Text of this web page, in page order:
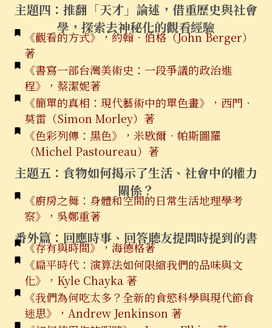
主題四：推翻「天才」論述，借重歷史與社會
學，探索去神秘化的觀看經驗
《觀看的方式》，約翰．伯格（John Berger）
著
《書寫一部台灣美術史：一段爭議的政治進
程》，蔡潔妮著
《簡單的真相：現代藝術中的單色畫》，西門．
莫雷（Simon Morley）著
《色彩列傳：黑色》，米歇爾．帕斯圖羅
（Michel Pastoureau）著
主題五：食物如何揭示了生活、社會中的權力
關係？
《廚房之舞：身體和空間的日常生活地理學考
察》，吳鄭重著
番外篇： 回應時事、回答聽友提問時提到的書
《存有與時間》，海德格著
《扁平時代：演算法如何限縮我們的品味與文
化》，Kyle Chayka 著
《我們為何吃太多？全新的食慾科學與現代節食
迷思》，Andrew Jenkinson 著